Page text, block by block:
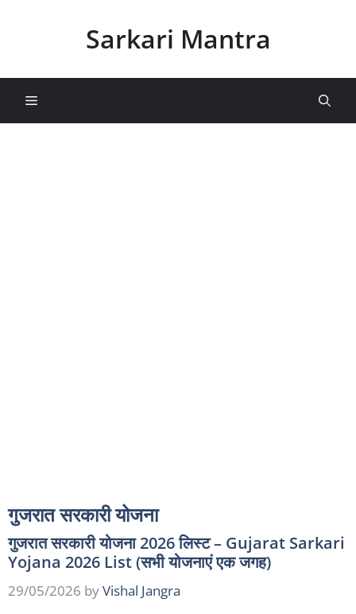
Sarkari Mantra
Menu
गुजरात सरकारी योजना
गुजरात सरकारी योजना 2026 लिस्ट – Gujarat Sarkari
Yojana 2026 List (सभी योजनाएं एक जगह)
29/05/2026 byVishal Jangra